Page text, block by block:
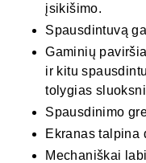
įsikišimo.
Spausdintuvą
Gaminių
ir kitu
tolygias
Spausdinimo
Ekranas talpina
Mechaniškai